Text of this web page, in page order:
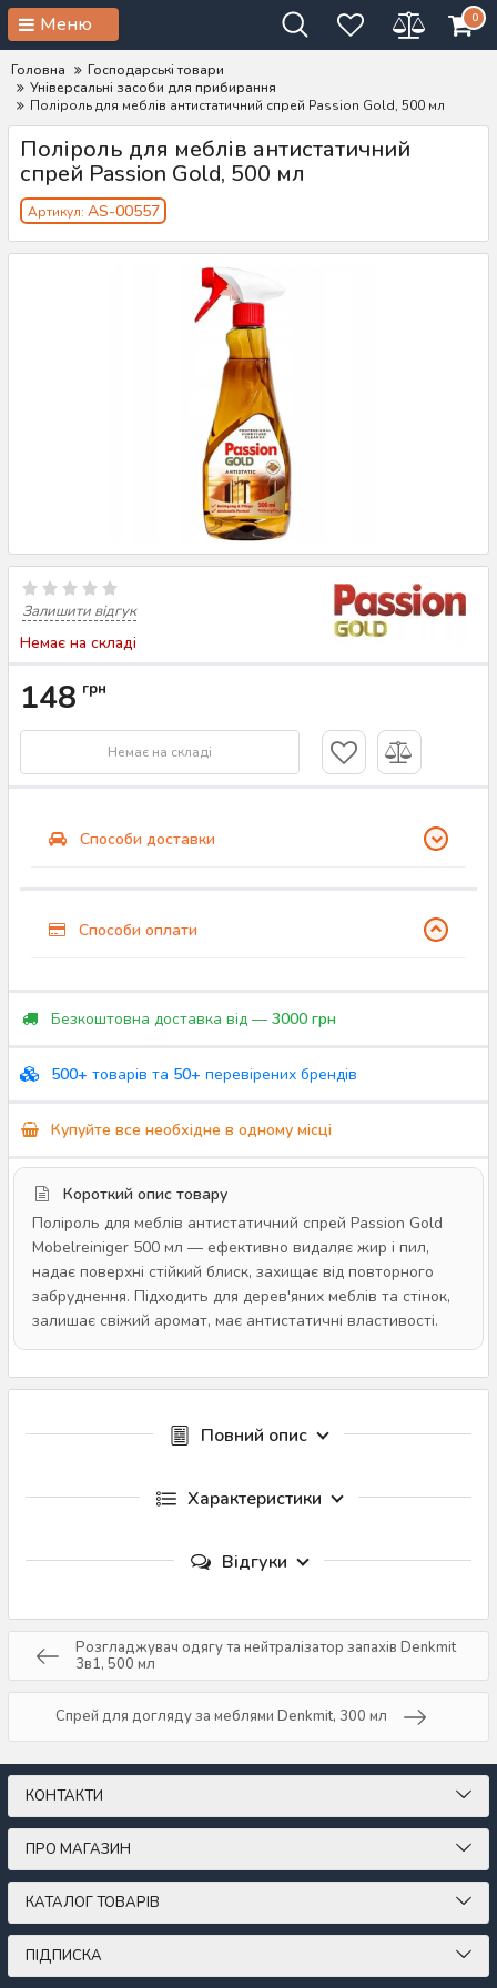
Меню 0
Головна
Господарські товари
Універсальні засоби для прибирання
Поліроль для меблів антистатичний спрей Passion Gold, 500 мл
Поліроль для меблів антистатичний
спрей Passion Gold, 500 мл
Артикул: AS-00557
Залишити відгук
Немає на складі
148 грн
Немає на складі
Способи доставки
Способи оплати
Безкоштовна доставка від — 3000 грн
500+ товарів та 50+ перевірених брендів
Купуйте все необхідне в одному місці
Короткий опис товару
Поліроль для меблів антистатичний спрей Passion Gold
Mobelreiniger 500 мл — ефективно видаляє жир і пил,
надає поверхні стійкий блиск, захищає від повторного
забруднення. Підходить для дерев'яних меблів та стінок,
залишає свіжий аромат, має антистатичні властивості.
Повний опис
Характеристики
Відгуки
Розгладжувач одягу та нейтралізатор запахів Denkmit
3в1, 500 мл
Спрей для догляду за меблями Denkmit, 300 мл
КОНТАКТИ
ПРО МАГАЗИН
КАТАЛОГ ТОВАРІВ
ПІДПИСКА